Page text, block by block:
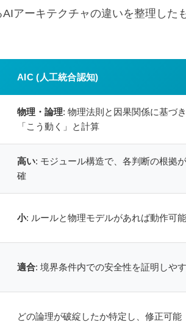
アーキテクチャの違いを整理した
AIC (人工統合認知)
物理・論理: 物理法則と因果関係に基づき
「こう動く」と計算
高い: モジュール構造で、各判断の根拠
確
小: ルールと物理モデルがあれば動作可能
適合: 境界条件内での安全性を証明しや
どの論理が破綻したか特定し、修正可能